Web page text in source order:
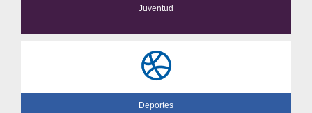
Juventud
Deportes